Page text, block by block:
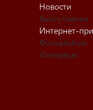
Новости
Выступления
Интернет-
Фотоальбом
Интервью